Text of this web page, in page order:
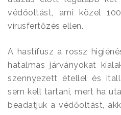
védőoltást, ami közel
vírusfertőzés ellen.
A hastífusz a rossz
hatalmas járványokat
szennyezett étellel és
sem kell tartani, mert ha
beadatjuk a védőoltást,